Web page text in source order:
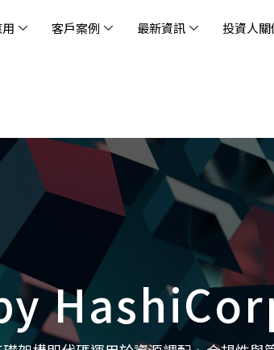
AWS 服務特色
AWS 服務費用方案
AWS台北區域優惠方案
Anthropic Claude on AWS
雲端搬遷
雲端資訊安全
雲端代管
DDoS
跨
企業
新零售數據與 AI 應用
餐飲業數據與 AI 應用
商圈推薦分析
生成式 AI 輿情分析
流程及系統自動化
文案及圖像自動生成
全天
雲
台
次世
數聯資安
Palo Alto Networks
SkyCloud 騰雲運算
Chief
(CCX)
高效開發工具 效能
客戶案例
零售電商 餐飲
最新資訊 投資人關